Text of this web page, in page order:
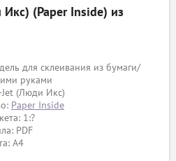
(Paper Inside) из
для склеивания из бумаги/
руками
Jet (Люди Икс)
Paper Inside
1:?
PDF
А4